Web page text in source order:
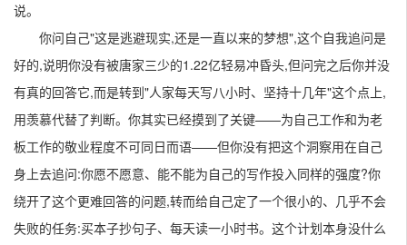
说。
你问自己"这是逃避现实,还是一直以来的梦想",这个自我追问是
好的,说明你没有被唐家三少的1.22亿轻易冲昏头,但问完之后你并没
有真的回答它,而是转到"人家每天写八小时、坚持十几年"这个点上,
用羡慕代替了判断。你其实已经摸到了关键——为自己工作和为老
板工作的敬业程度不可同日而语——但你没有把这个洞察用在自己
身上去追问:你愿不愿意、能不能为自己的写作投入同样的强度?你
绕开了这个更难回答的问题,转而给自己定了一个很小的、几乎不会
失败的任务:买本子抄句子、每天读一小时书。这个计划本身没什么